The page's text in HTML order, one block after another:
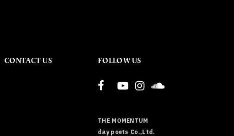
CONTACT US FOLLOW US
THE MOMENTUM
day poets Co.,Ltd.